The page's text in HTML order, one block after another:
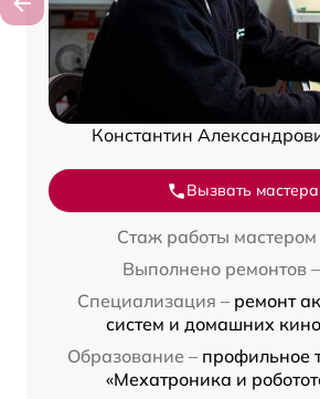
Константин
Вызвать мастера
Стаж работы мастером
Выполнено ремонтов –
Специализация – ремонт
систем и домашних
Образование – профильное
«Мехатроника и